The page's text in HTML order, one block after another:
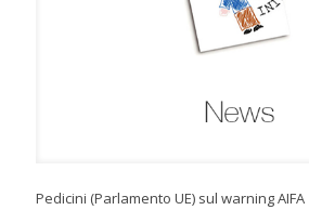
Pedicini (Parlamento UE) sul warning AIFA